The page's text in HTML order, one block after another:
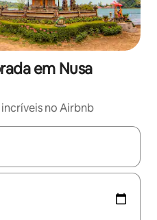
em Nusa
no Airbnb
disponíveis, explore-os